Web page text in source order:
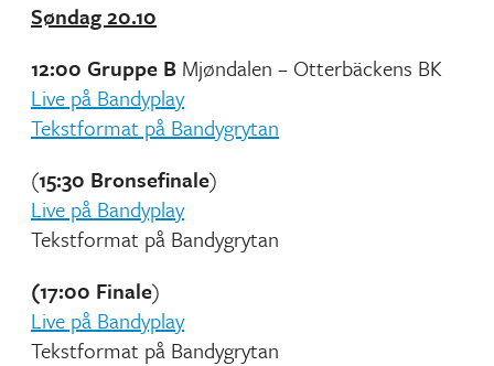
Søndag 20.10
12:00 Gruppe B Mjøndalen – Otterbäckens BK
Live på Bandyplay
Tekstformat på Bandygrytan
(15:30 Bronsefinale)
Live på Bandyplay
Tekstformat på Bandygrytan
(17:00 Finale)
Live på Bandyplay
Tekstformat på Bandygrytan